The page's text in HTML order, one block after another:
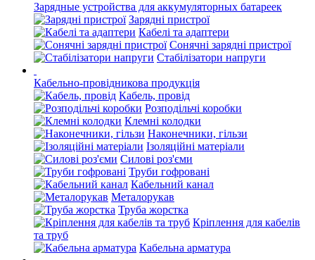
Зарядные устройства для аккумуляторных батареек
Зарядні пристрої
Кабелі та адаптери
Сонячні зарядні пристрої
Стабілізатори напруги
Кабельно-провідникова продукція
Кабель, провід
Розподільчі коробки
Клемні колодки
Наконечники, гільзи
Ізоляційні матеріали
Силові роз'єми
Труби гофровані
Кабельний канал
Металорукав
Труба жорстка
Кріплення для кабелів
та труб
Кабельна арматура